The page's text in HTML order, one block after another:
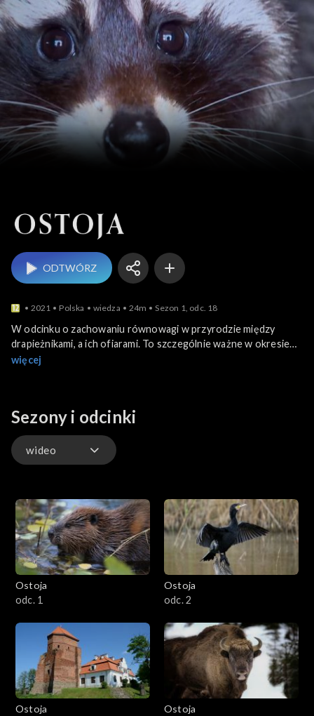
Ostoja
ODTWÓRZ
2021 Polska wiedza 24m Sezon 1, odc. 18
W odcinku o zachowaniu równowagi w przyrodzie między
drapieżnikami, a ich ofiarami. To szczególnie ważne w okresie
wiosennych lęgów. Opowiemy także o inwazji obcych
Kuchnia Polska, serwując tradycyjne dania.
więcej
Sezony i odcinki
wideo
Ostoja
odc. 1
Ostoja
odc. 2
Ostoja
Ostoja